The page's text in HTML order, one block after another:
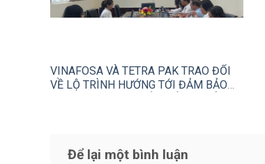
VINAFOSA VÀ TETRA PAK TRAO ĐỔI
VỀ LỘ TRÌNH HƯỚNG TỚI ĐẢM BẢO
Để lại một bình luận